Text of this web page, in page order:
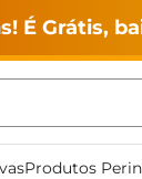
É Grátis,
Produtos